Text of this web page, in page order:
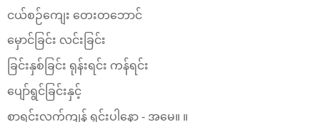
ငယ်စဉ်ကျေး တေးတဘောင်
မှောင်ခြင်း လင်းခြင်း
ခြင်းနှစ်ခြင်း ရုန်းရင်း ကန်ရင်း
ပျော်ရွင်ခြင်းနှင့်
စာရင်းလက်ကျန် ရှင်းပါနော့ - အမေ။ ။